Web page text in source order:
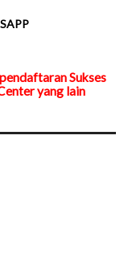
Sukses
yang lain